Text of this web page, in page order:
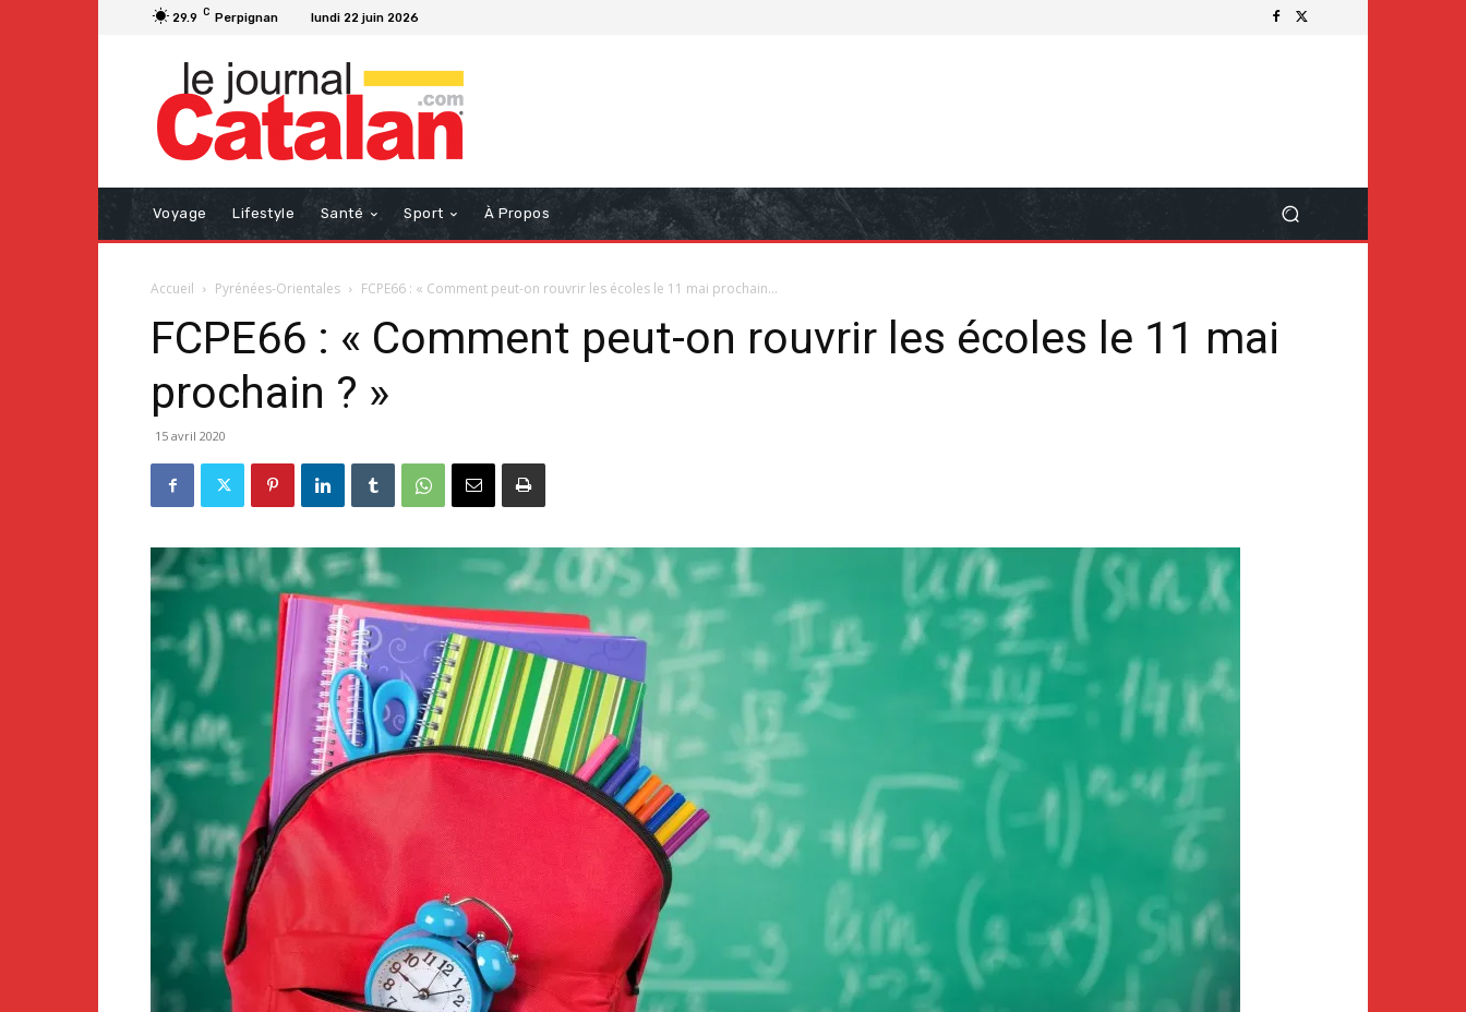
29.9 C Perpignan lundi 22 juin 2026
Voyage Lifestyle Santé Sport À Propos
Accueil Pyrénées-Orientales FCPE66 : « Comment peut-on rouvrir les écoles le 11 mai prochain...
FCPE66 : « Comment peut-on rouvrir les écoles le 11 mai
prochain ? »
15 avril 2020